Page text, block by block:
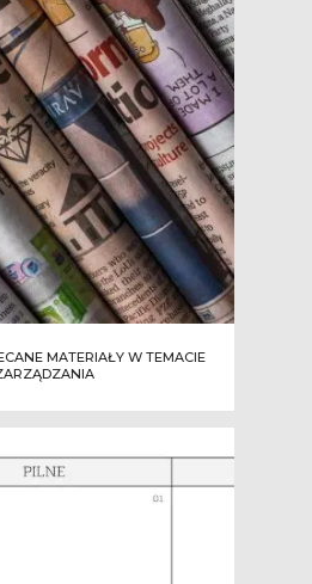
MATERIAŁY W TEMACIE